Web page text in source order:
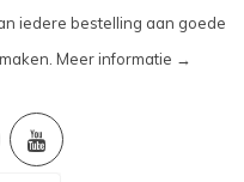
iedere bestelling aan goede
Meer informatie →